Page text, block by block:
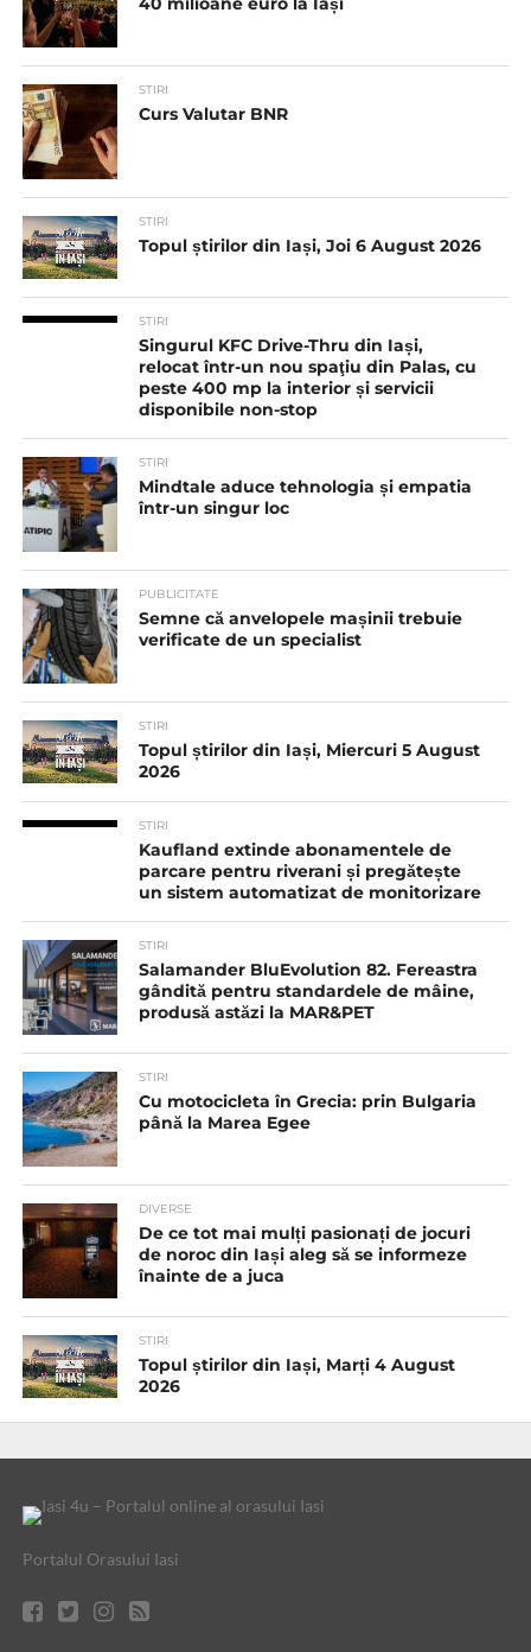
STIRI
Curs Valutar BNR
STIRI
Topul știrilor din Iași, Joi 6 August 2026
STIRI
Singurul KFC Drive-Thru din Iași,
relocat într-un nou spaţiu din Palas, cu
peste 400 mp la interior și servicii
disponibile non-stop
STIRI
Mindtale aduce tehnologia și empatia
într-un singur loc
PUBLICITATE
Semne că anvelopele mașinii trebuie
verificate de un specialist
STIRI
Topul știrilor din Iași, Miercuri 5 August
2026
STIRI
Kaufland extinde abonamentele de
parcare pentru riverani și pregătește
un sistem automatizat de monitorizare
STIRI
Salamander BluEvolution 82. Fereastra
gândită pentru standardele de mâine,
produsă astăzi la MAR&PET
STIRI
Cu motocicleta în Grecia: prin Bulgaria
până la Marea Egee
DIVERSE
De ce tot mai mulți pasionați de jocuri
de noroc din Iași aleg să se informeze
înainte de a juca
STIRI
Topul știrilor din Iași, Marți 4 August
2026
Portalul Orasului Iasi